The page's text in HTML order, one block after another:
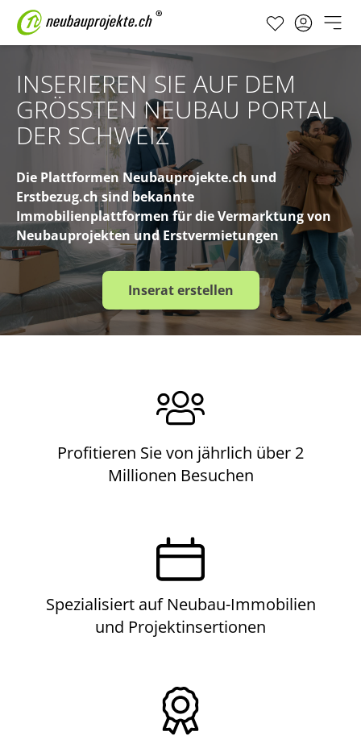
INSERIEREN SIE AUF DEM
GRÖSSTEN NEUBAU PORTAL
DER SCHWEIZ
Die Plattformen Neubauprojekte.ch und
Erstbezug.ch sind bekannte
Immobilienplattformen für die Vermarktung von
Neubauprojekten und Erstvermietungen
Inserat erstellen
Profitieren Sie von jährlich über 2
Millionen Besuchen
Spezialisiert auf Neubau-Immobilien
und Projektinsertionen